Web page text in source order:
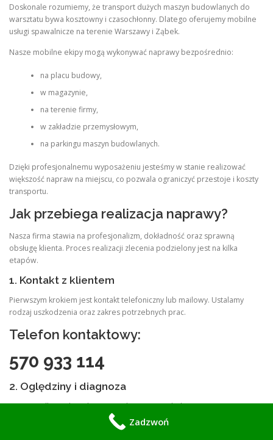
Doskonale rozumiemy, że transport dużych maszyn budowlanych do
warsztatu bywa kosztowny i czasochłonny. Dlatego oferujemy mobilne
usługi spawalnicze na terenie Warszawy i Ząbek.
Nasze mobilne ekipy mogą wykonywać naprawy bezpośrednio:
na placu budowy,
w magazynie,
na terenie firmy,
w zakładzie przemysłowym,
na parkingu maszyn budowlanych.
Dzięki profesjonalnemu wyposażeniu jesteśmy w stanie realizować
większość napraw na miejscu, co pozwala ograniczyć przestoje i koszty
transportu.
Jak przebiega realizacja naprawy?
Nasza firma stawia na profesjonalizm, dokładność oraz sprawną
obsługę klienta. Proces realizacji zlecenia podzielony jest na kilka
etapów.
1. Kontakt z klientem
Pierwszym krokiem jest kontakt telefoniczny lub mailowy. Ustalamy
rodzaj uszkodzenia oraz zakres potrzebnych prac.
Telefon kontaktowy:
570 933 114
2. Oględziny i diagnoza
W przypadku większych awarii wykonujemy oględziny maszyny i
analizujemy stan techniczny uszkodzonych elementów.
Zadzwoń